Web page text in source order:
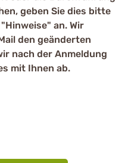
geben Sie dies bitte
an. Wir
den geänderten
nach der Anmeldung
mit Ihnen ab.